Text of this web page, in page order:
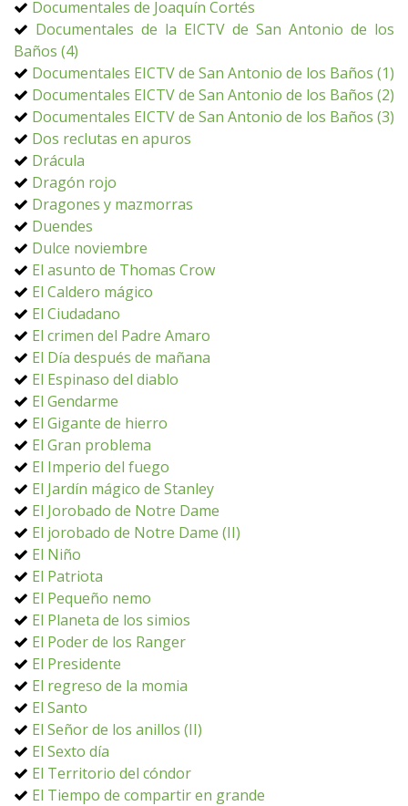
Documentales de Joaquín Cortés
Documentales de la EICTV de San Antonio de los
Baños (4)
Documentales EICTV de San Antonio de los Baños (1)
Documentales EICTV de San Antonio de los Baños (2)
Documentales EICTV de San Antonio de los Baños (3)
Dos reclutas en apuros
Drácula
Dragón rojo
Dragones y mazmorras
Duendes
Dulce noviembre
El asunto de Thomas Crow
El Caldero mágico
El Ciudadano
El crimen del Padre Amaro
El Día después de mañana
El Espinaso del diablo
El Gendarme
El Gigante de hierro
El Gran problema
El Imperio del fuego
El Jardín mágico de Stanley
El Jorobado de Notre Dame
El jorobado de Notre Dame (II)
El Niño
El Patriota
El Pequeño nemo
El Planeta de los simios
El Poder de los Ranger
El Presidente
El regreso de la momia
El Santo
El Señor de los anillos (II)
El Sexto día
El Territorio del cóndor
El Tiempo de compartir en grande